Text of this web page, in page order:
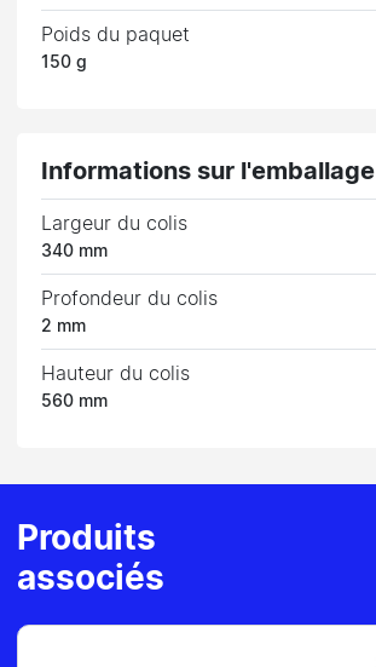
Poids du paquet
150 g
Informations sur l'emballage
Largeur du colis
340 mm
Profondeur du colis
2 mm
Hauteur du colis
560 mm
Produits
associés